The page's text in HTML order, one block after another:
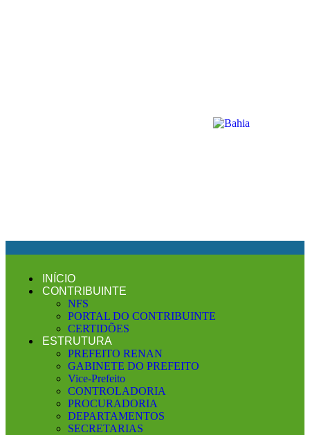
INÍCIO
CONTRIBUINTE
NFS
PORTAL DO CONTRIBUINTE
CERTIDÕES
ESTRUTURA
PREFEITO RENAN
GABINETE DO PREFEITO
Vice-Prefeito
CONTROLADORIA
PROCURADORIA
DEPARTAMENTOS
SECRETARIAS